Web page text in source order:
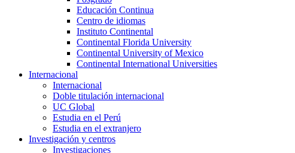
Educación Continua
Centro de idiomas
Instituto Continental
Continental Florida University
Continental University of Mexico
Continental International Universities
Internacional
Internacional
Doble titulación internacional
UC Global
Estudia en el Perú
Estudia en el extranjero
Investigación y centros
Investigaciones